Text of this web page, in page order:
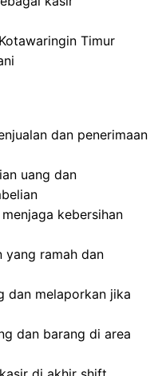
Timur
dan penerimaan
uang dan
kebersihan
yang ramah dan
dan melaporkan jika
dan barang di area